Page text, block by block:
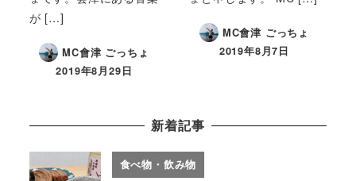
が […]
MC會津 ごっちょ
2019年8月29日
MC會津 ごっちょ
2019年8月7日
新着記事
食べ物・飲み物